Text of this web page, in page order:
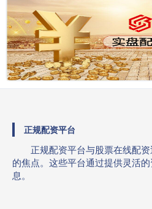
正规配资平台
正规配资平台与股票在线配
的焦点。这些平台通过提供灵活
息。